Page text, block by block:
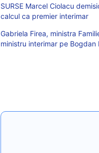
SURSE Marcel Ciolacu
calcul ca premier interimar
Gabriela Firea, ministra
ministru interimar pe